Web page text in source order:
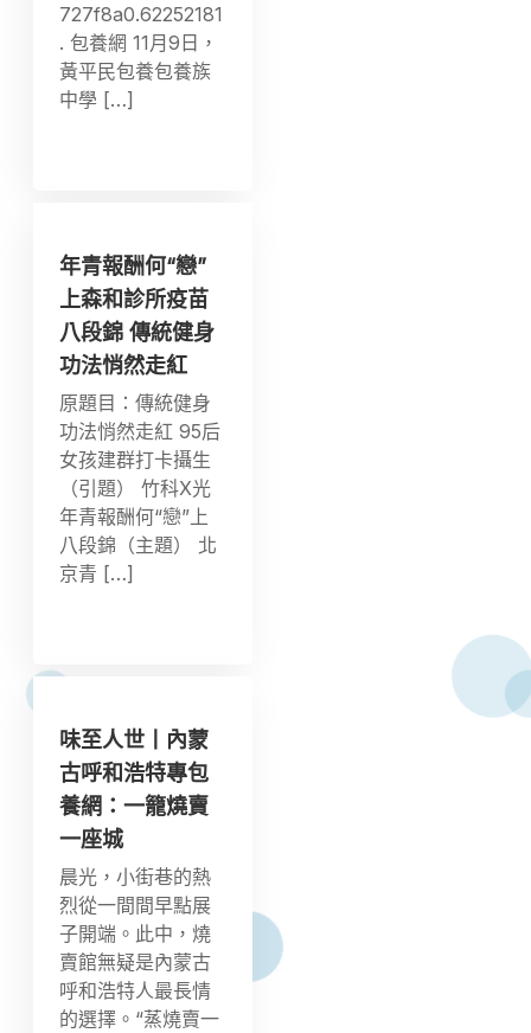
727f8a0.62252181
. 包養網 11月9日，
黃平民包養包養族
中學 […]
年青報酬何“戀”
上森和診所疫苗
八段錦 傳統健身
功法悄然走紅
原題目：傳統健身
功法悄然走紅 95后
女孩建群打卡攝生
（引題） 竹科X光
年青報酬何“戀”上
八段錦（主題） 北
京青 […]
味至人世丨內蒙
古呼和浩特專包
養網：一籠燒賣
一座城
晨光，小街巷的熱
烈從一間間早點展
子開端。此中，燒
賣館無疑是內蒙古
呼和浩特人最長情
的選擇。“蒸燒賣一